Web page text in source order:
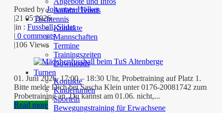
Anfahrt Tennis
Tischtennis
Kontakte
Mannschaften
Termine
Trainingszeiten
Downloads
Turnen
Kontakte
Kinderturnen
Sporteln
Bewegungstraining für Erwachsene
Posted byJohannes Hölker
|21 05 2026
|in : Fussball,Slider
| 0 comments
|106 Views
01. Juni 2026, 17:00 – 18:30 Uhr, Probetraining auf Platz 1.
Bitte melde Dich bei Sascha Klein unter 0176-20081742 zum
Probetraining an. Du kannst am 01.06. nicht,...
Read more